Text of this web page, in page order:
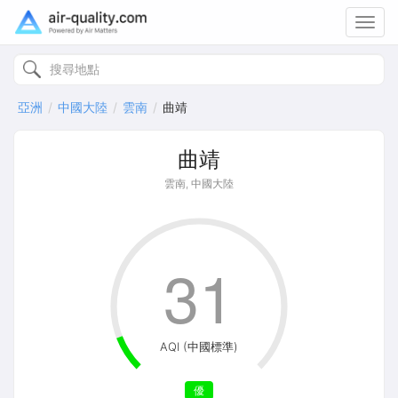
亞洲 中國大陸 雲南 曲靖
曲靖
雲南, 中國大陸
AQI (中國標準)
優
31